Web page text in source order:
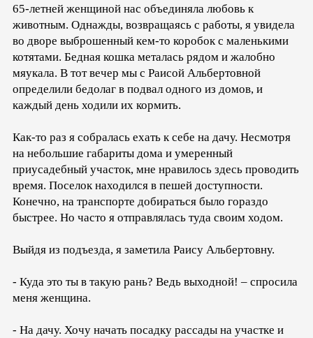
65-летней женщиной нас объединяла любовь к
животным. Однажды, возвращаясь с работы, я увидела
во дворе выброшенный кем-то коробок с маленькими
котятами. Бедная кошка металась рядом и жалобно
мяукала. В тот вечер мы с Раисой Альбертовной
определили бедолаг в подвал одного из домов, и
каждый день ходили их кормить.
Как-то раз я собралась ехать к себе на дачу. Несмотря
на небольшие габариты дома и умеренный
приусадебный участок, мне нравилось здесь проводить
время. Поселок находился в пешей доступности.
Конечно, на транспорте добираться было гораздо
быстрее. Но часто я отправлялась туда своим ходом.
Выйдя из подъезда, я заметила Раису Альбертовну.
- Куда это ты в такую рань? Ведь выходной! – спросила
меня женщина.
- На дачу. Хочу начать посадку рассады на участке и